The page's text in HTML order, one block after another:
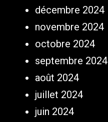
décembre 2024
novembre 2024
octobre 2024
septembre 2024
août 2024
juillet 2024
juin 2024